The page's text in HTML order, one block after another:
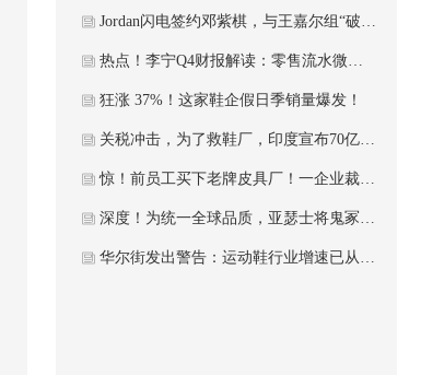
狂涨 37%！这家鞋企假日季销量爆发！
关税冲击，为了救鞋厂，印度宣布70亿元的解救计划
惊！前员工买下老牌皮具厂！一企业裁479人连关两工厂！转移设备计划被紧急喊停！